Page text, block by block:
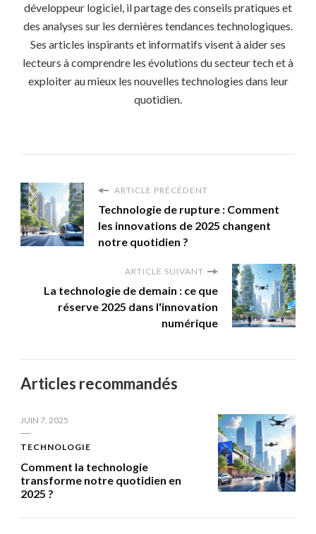
développeur logiciel, il partage des conseils pratiques et
des analyses sur les dernières tendances technologiques.
Ses articles inspirants et informatifs visent à aider ses
lecteurs à comprendre les évolutions du secteur tech et à
exploiter au mieux les nouvelles technologies dans leur
quotidien.
ARTICLE PRÉCÉDENT
Technologie de rupture : Comment
les innovations de 2025 changent
notre quotidien ?
ARTICLE SUIVANT
La technologie de demain : ce que
réserve 2025 dans l'innovation
numérique
Articles recommandés
JUIN 7, 2025
TECHNOLOGIE
Comment la technologie
transforme notre quotidien en
2025 ?